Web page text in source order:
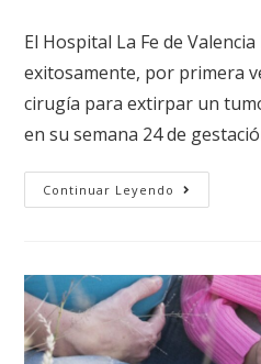
El Hospital La Fe de
exitosamente, por primera
cirugía para extirpar un
en su semana 24 de
Continuar Leyendo